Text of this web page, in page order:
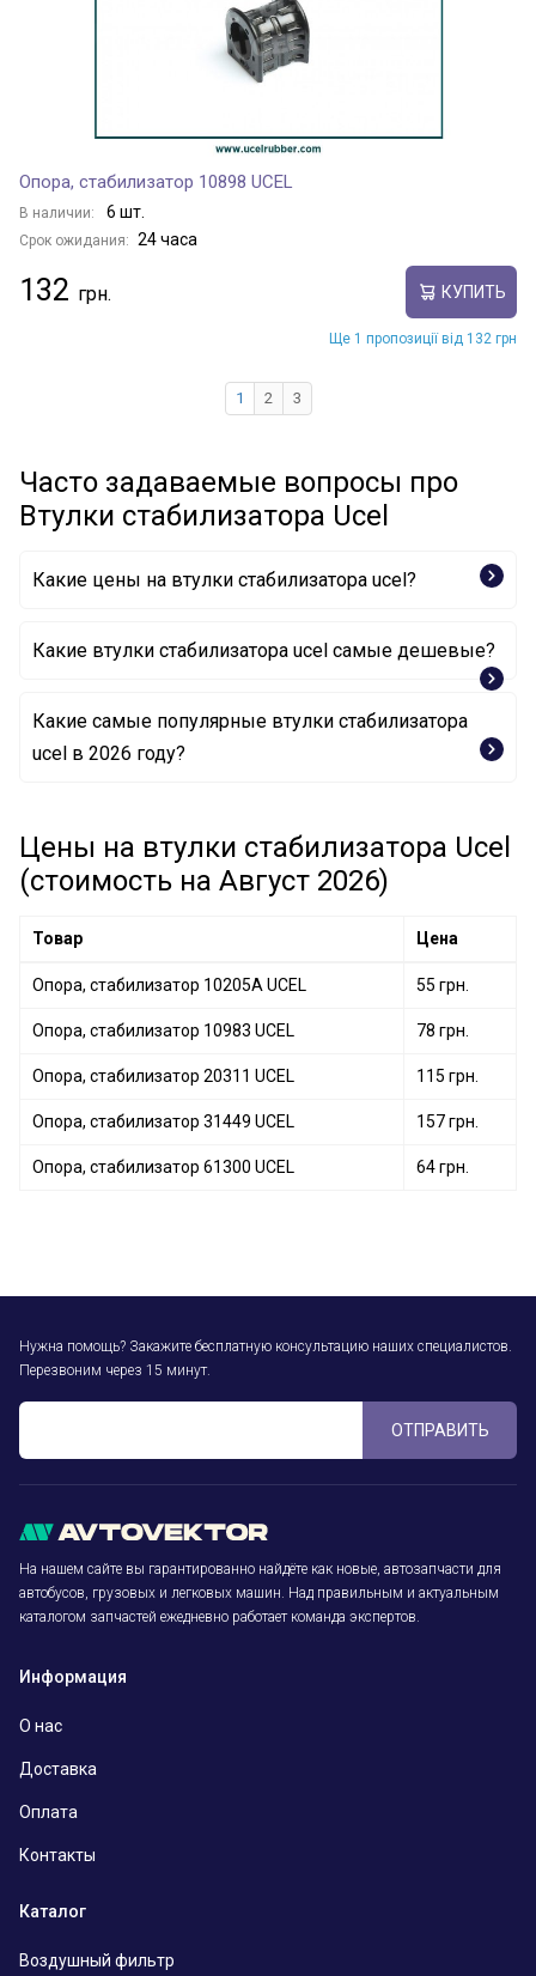
Опора, стабилизатор 10898 UCEL
В наличии: 6 шт.
Срок ожидания: 24 часа
132 КУПИТЬ
Ще 1 пропозиції від 132 грн
1 2 3
Часто задаваемые вопросы про
Втулки стабилизатора Ucel
Какие цены на втулки стабилизатора ucel?
Какие втулки стабилизатора ucel самые дешевые?
Опора, стабилизатор 61207 UCEL
Опора, стабилизатор 10205 UCEL
Какие самые популярные втулки стабилизатора
ucel в 2026 году?
Цены на втулки стабилизатора Ucel
(стоимость на Август 2026)
Товар Цена
Опора, стабилизатор 10205A UCEL 55 грн.
Опора, стабилизатор 10983 UCEL 78 грн.
Опора, стабилизатор 20311 UCEL 115 грн.
Опора, стабилизатор 31449 UCEL 157 грн.
Опора, стабилизатор 61300 UCEL 64 грн.
Нужна помощь? Закажите бесплатную консультацию наших специалистов.
Перезвоним через 15 минут.
ОТПРАВИТЬ
На нашем сайте вы гарантированно найдёте как новые, автозапчасти для
автобусов, грузовых и легковых машин. Над правильным и актуальным
каталогом запчастей ежедневно работает команда экспертов.
Информация
О нас
Доставка
Оплата
Контакты
Каталог
Воздушный фильтр